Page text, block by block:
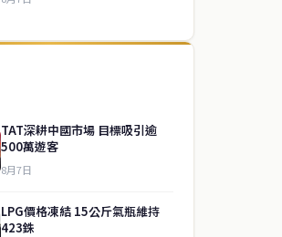
TAT深耕中國市場 目標吸引逾
500萬遊客
8月7日
LPG價格凍結 15公斤氣瓶維持
423銖